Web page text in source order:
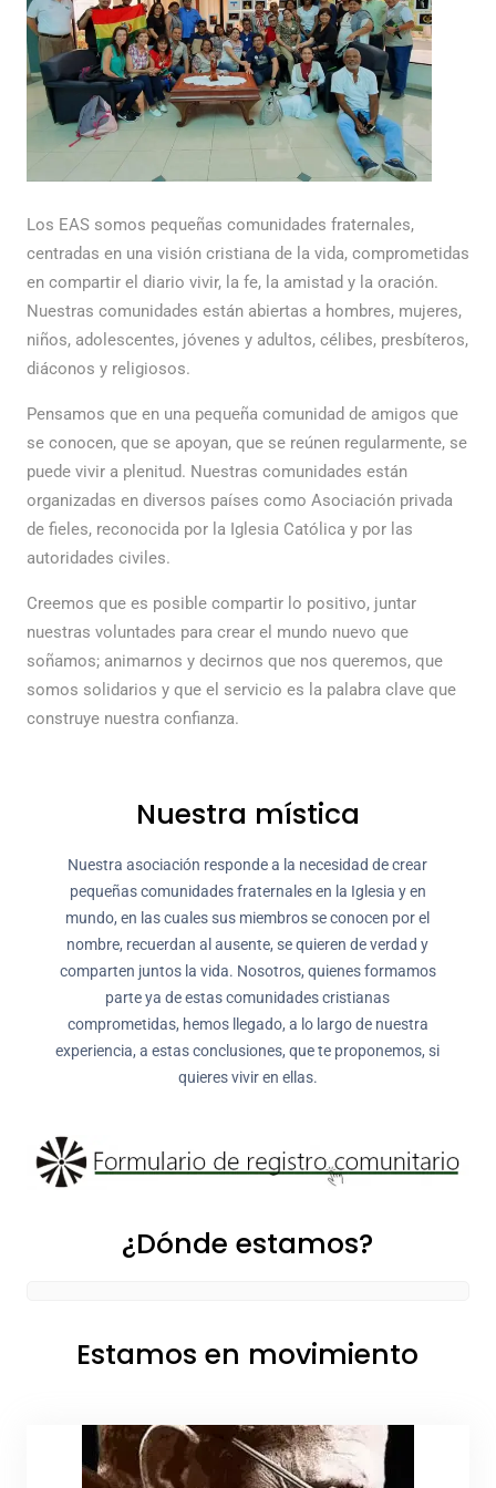
Los EAS somos pequeñas comunidades fraternales,
centradas en una visión cristiana de la vida, comprometidas
en compartir el diario vivir, la fe, la amistad y la oración.
Nuestras comunidades están abiertas a hombres, mujeres,
niños, adolescentes, jóvenes y adultos, célibes, presbíteros,
diáconos y religiosos.
Pensamos que en una pequeña comunidad de amigos que
se conocen, que se apoyan, que se reúnen regularmente, se
puede vivir a plenitud. Nuestras comunidades están
organizadas en diversos países como Asociación privada
de fieles, reconocida por la Iglesia Católica y por las
autoridades civiles.
Creemos que es posible compartir lo positivo, juntar
nuestras voluntades para crear el mundo nuevo que
soñamos; animarnos y decirnos que nos queremos, que
somos solidarios y que el servicio es la palabra clave que
construye nuestra confianza.
Nuestra mística
Nuestra asociación responde a la necesidad de crear
pequeñas comunidades fraternales en la Iglesia y en
mundo, en las cuales sus miembros se conocen por el
nombre, recuerdan al ausente, se quieren de verdad y
comparten juntos la vida. Nosotros, quienes formamos
parte ya de estas comunidades cristianas
comprometidas, hemos llegado, a lo largo de nuestra
experiencia, a estas conclusiones, que te proponemos, si
quieres vivir en ellas.
¿Dónde estamos?
Estamos en movimiento